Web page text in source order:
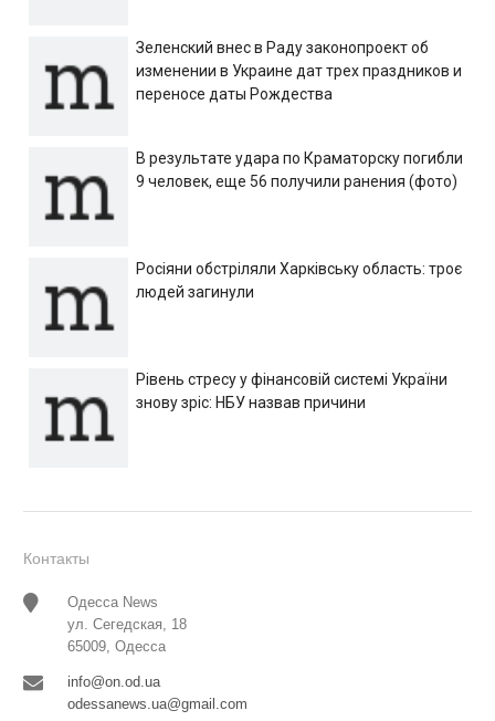
Зеленский внес в Раду законопроект об
изменении в Украине дат трех праздников и
переносе даты Рождества
В результате удара по Краматорску погибли
9 человек, еще 56 получили ранения (фото)
Росіяни обстріляли Харківську область: троє
людей загинули
Рівень стресу у фінансовій системі України
знову зріс: НБУ назвав причини
Контакты
Одесса News
ул. Сегедская, 18
65009, Одесса
info@on.od.ua
odessanews.ua@gmail.com